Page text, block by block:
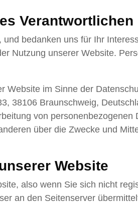
Verantwortlichen
bedanken uns für Ihr
Nutzung unserer Website.
Website im Sinne der
38106 Braunschweig,
von
über die Zwecke und
Website
also wenn Sie sich nicht
an den Seitenserver